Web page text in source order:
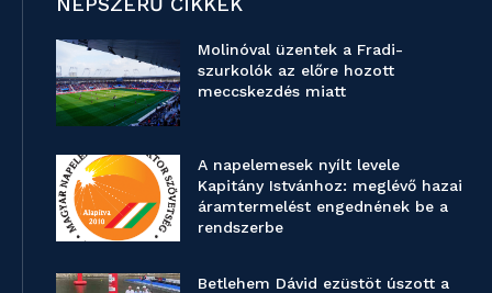
Molinóval üzentek a Fradi-
szurkolók az előre hozott
meccskezdés miatt
A napelemesek nyílt levele
Kapitány Istvánhoz: meglévő hazai
áramtermelést engednének be a
rendszerbe
Betlehem Dávid ezüstöt úszott a